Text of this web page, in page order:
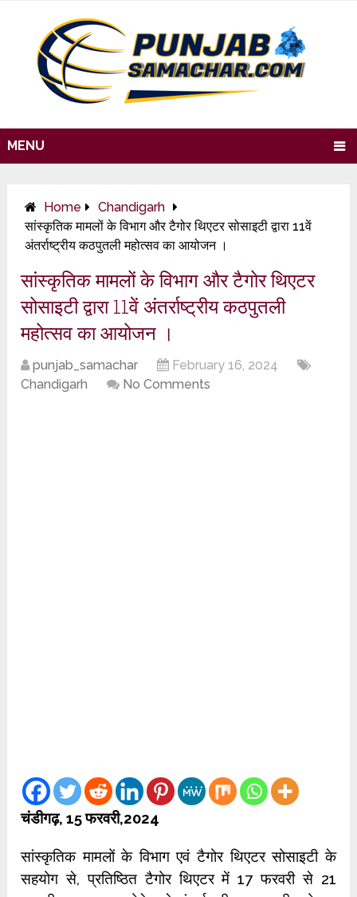
MENU
Home
Chandigarh
सांस्कृतिक मामलों के विभाग और टैगोर थिएटर सोसाइटी द्वारा 11वें
अंतर्राष्ट्रीय कठपुतली महोत्सव का आयोजन ।
सांस्कृतिक मामलों के विभाग और टैगोर थिएटर
सोसाइटी द्वारा 11वें अंतर्राष्ट्रीय कठपुतली
महोत्सव का आयोजन ।
punjab_samachar
February 16, 2024
Chandigarh
No Comments
चंडीगढ़, 15 फरवरी,2024
सांस्कृतिक मामलों के विभाग एवं टैगोर थिएटर सोसाइटी के
सहयोग से, प्रतिष्ठित टैगोर थिएटर में 17 फरवरी से 21